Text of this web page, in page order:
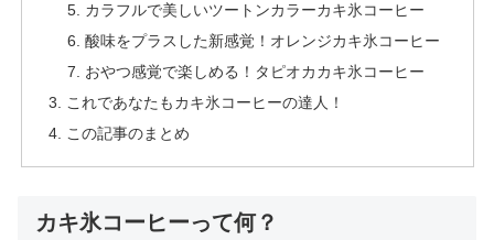
カラフルで美しいツートンカラーカキ氷コーヒー
酸味をプラスした新感覚！オレンジカキ氷コーヒー
おやつ感覚で楽しめる！タピオカカキ氷コーヒー
これであなたもカキ氷コーヒーの達人！
この記事のまとめ
カキ氷コーヒーって何？